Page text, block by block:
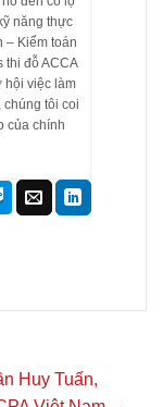
năng thực
– Kiểm toán
thi đỗ ACCA
hội việc làm
tôi coi
của chính
Huy Tuấn,